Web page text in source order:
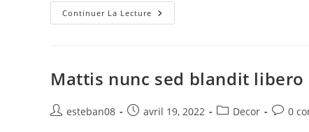
Continuer La Lecture Viverra
Adipiscing
Mattis nunc sed blandit
Auteur/autrice
esteban08
Publication
avril 19, 2022
PostDecor 0